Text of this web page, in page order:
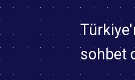
sohbet